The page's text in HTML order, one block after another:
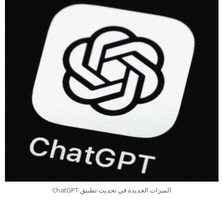
الميزات الجديدة في تحديث تطبيق ChatGPT